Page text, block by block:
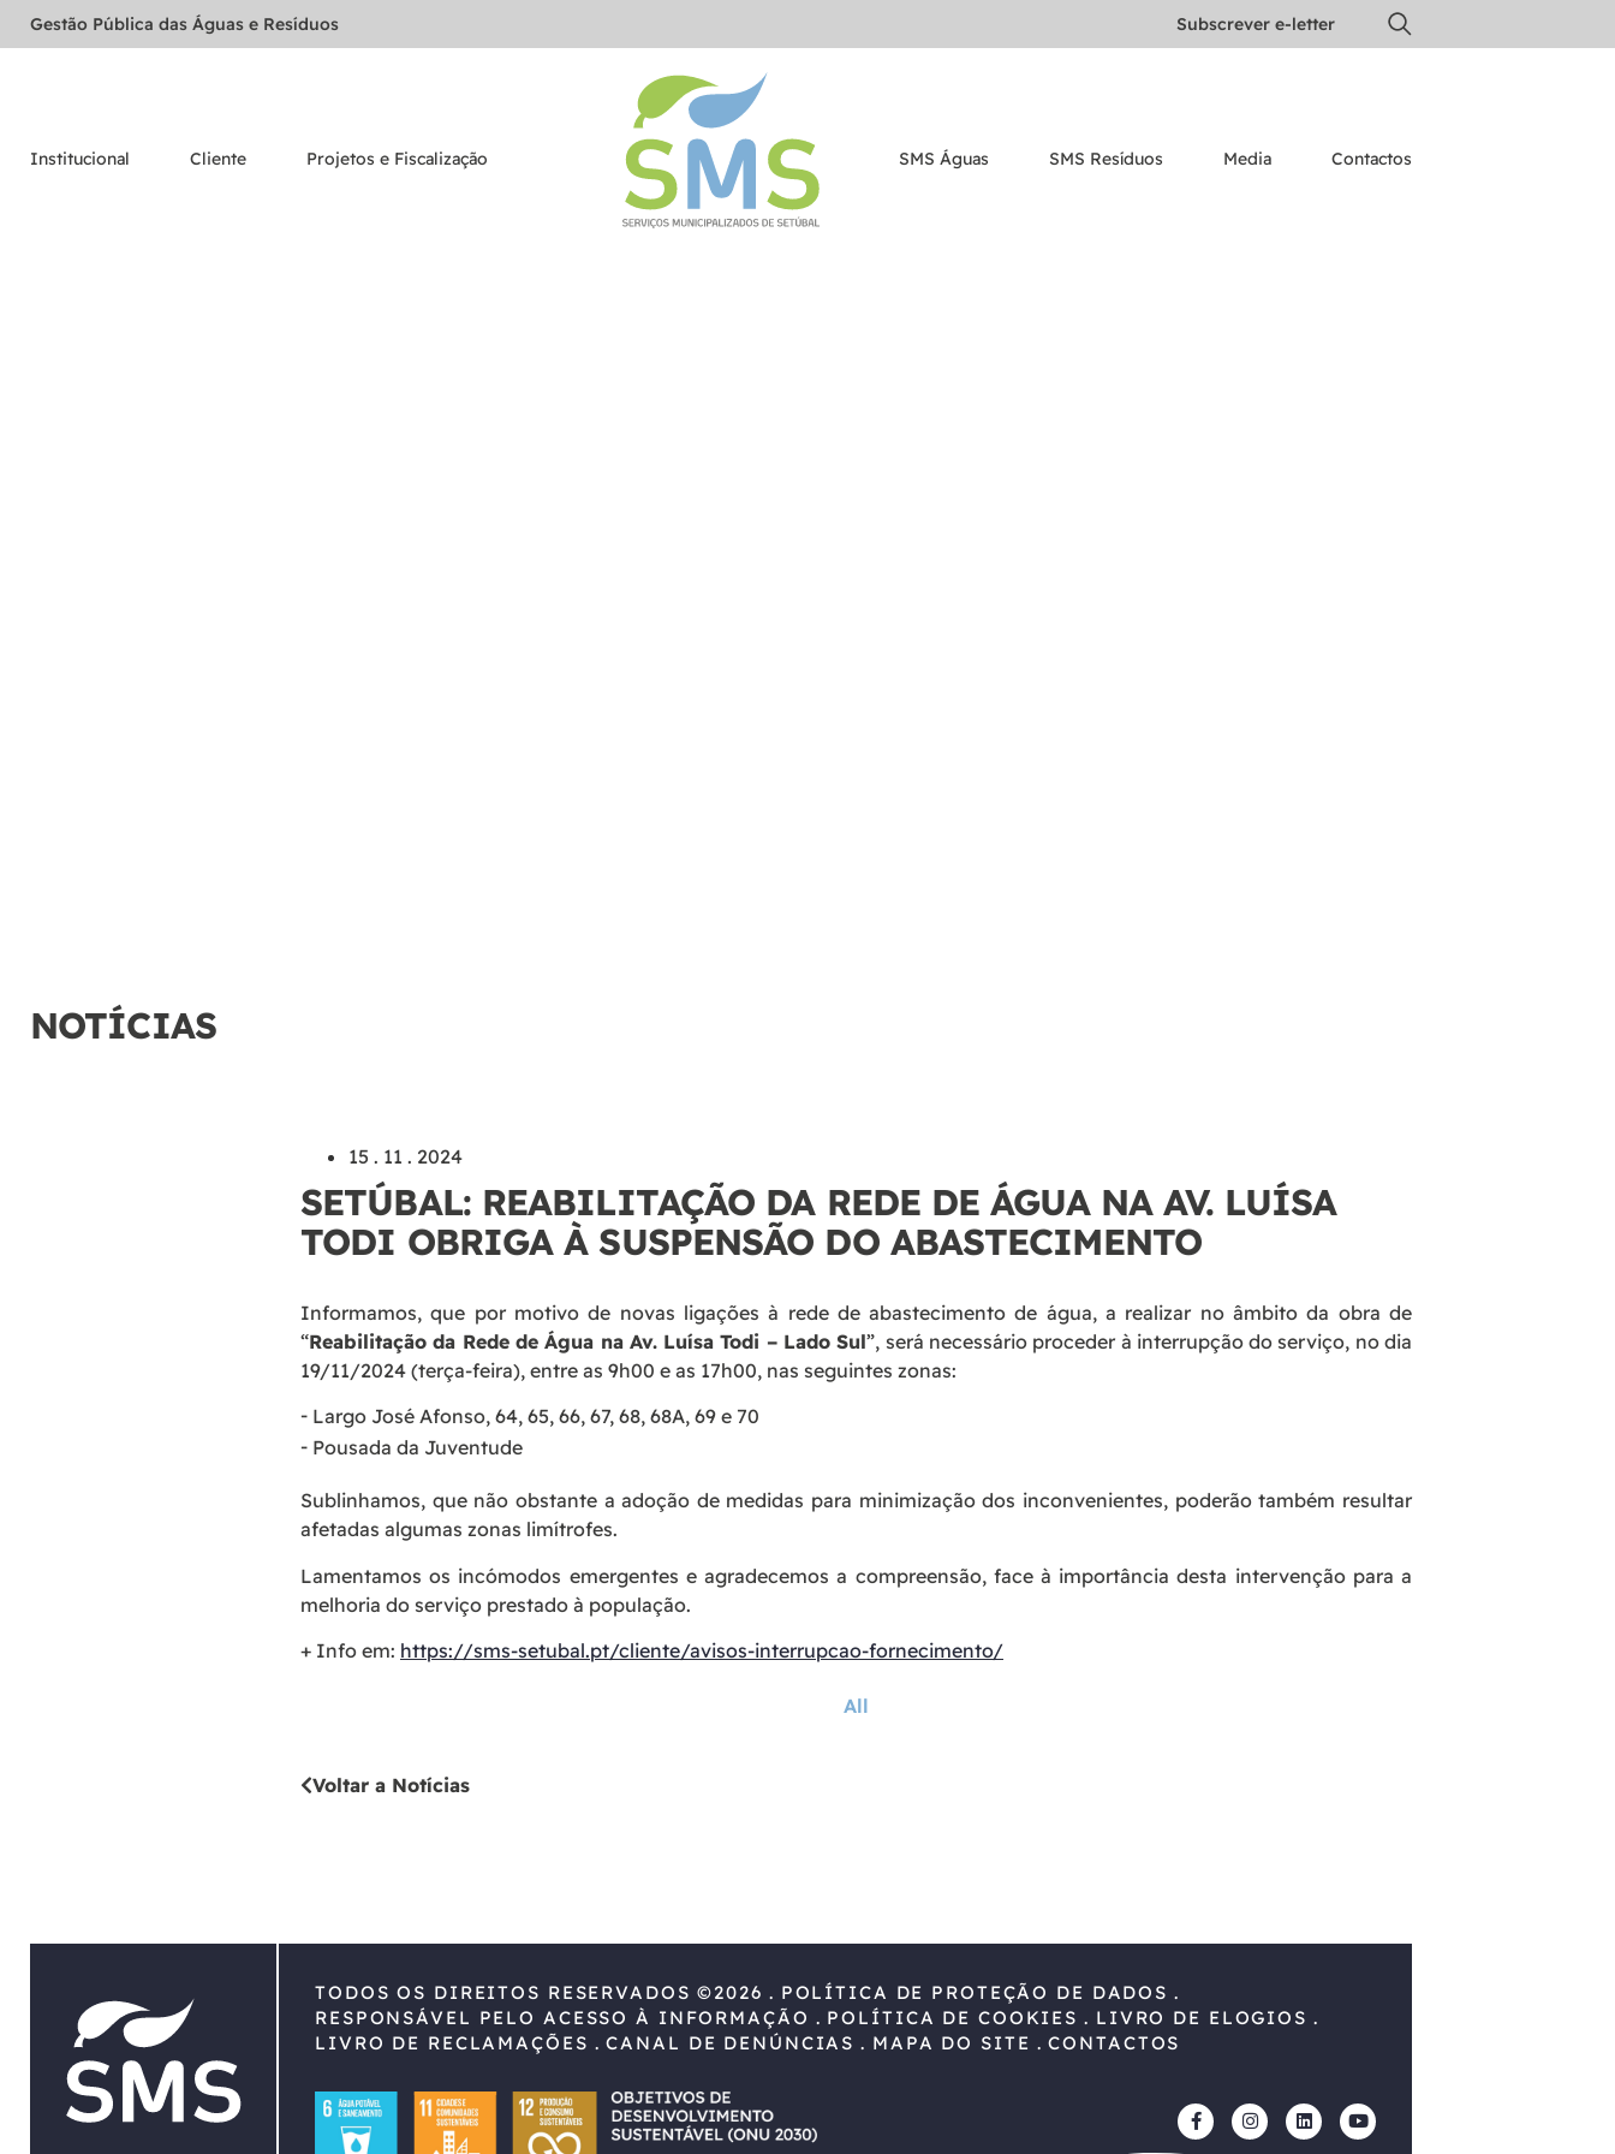
Gestão Pública das Águas e Resíduos Subscrever e-letter
Institucional Cliente Projetos e Fiscalização Contactos
Media
SMS Resíduos
SMS Águas
NOTÍCIAS
15 . 11 . 2024
SETÚBAL: REABILITAÇÃO DA REDE DE ÁGUA NA AV. LUÍSA
TODI OBRIGA À SUSPENSÃO DO ABASTECIMENTO
Informamos, que por motivo de novas ligações à rede de abastecimento de água, a realizar no âmbito da obra de
“Reabilitação da Rede de Água na Av. Luísa Todi – Lado Sul”, será necessário proceder à interrupção do serviço, no dia
19/11/2024 (terça-feira), entre as 9h00 e as 17h00, nas seguintes zonas:
Largo José Afonso, 64, 65, 66, 67, 68, 68A, 69 e 70
Pousada da Juventude
Sublinhamos, que não obstante a adoção de medidas para minimização dos inconvenientes, poderão também resultar
afetadas algumas zonas limítrofes.
Lamentamos os incómodos emergentes e agradecemos a compreensão, face à importância desta intervenção para a
melhoria do serviço prestado à população.
+ Info em: https://sms-setubal.pt/cliente/avisos-interrupcao-fornecimento/
All
Voltar a Notícias
TODOS OS DIREITOS RESERVADOS ©2026
POLÍTICA DE PROTEÇÃO DE DADOS
RESPONSÁVEL PELO ACESSO À INFORMAÇÃO
POLÍTICA DE COOKIES
LIVRO DE ELOGIOS
LIVRO DE RECLAMAÇÕES
CANAL DE DENÚNCIAS MAPA DO SITE CONTACTOS